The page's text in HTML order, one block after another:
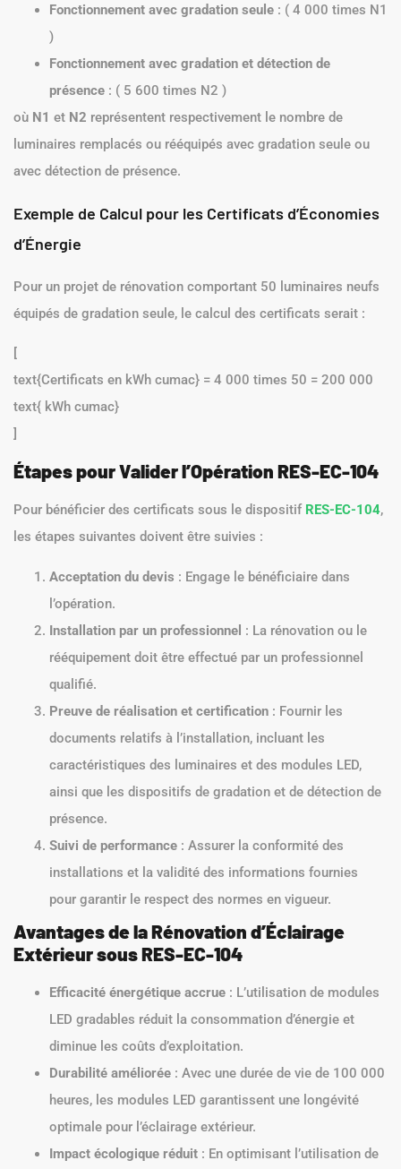
Fonctionnement avec gradation seule : ( 4 000 times N1
)
Fonctionnement avec gradation et détection de
présence : ( 5 600 times N2 )
où N1 et N2 représentent respectivement le nombre de
luminaires remplacés ou rééquipés avec gradation seule ou
avec détection de présence.
Exemple de Calcul pour les Certificats d’Économies
d’Énergie
Pour un projet de rénovation comportant 50 luminaires neufs
équipés de gradation seule, le calcul des certificats serait :
[
text{Certificats en kWh cumac} = 4 000 times 50 = 200 000
text{ kWh cumac}
]
Étapes pour Valider l’Opération RES-EC-104
Pour bénéficier des certificats sous le dispositif RES-EC-104,
les étapes suivantes doivent être suivies :
Acceptation du devis : Engage le bénéficiaire dans
l’opération.
Installation par un professionnel : La rénovation ou le
rééquipement doit être effectué par un professionnel
qualifié.
Preuve de réalisation et certification : Fournir les
documents relatifs à l’installation, incluant les
caractéristiques des luminaires et des modules LED,
ainsi que les dispositifs de gradation et de détection de
présence.
Suivi de performance : Assurer la conformité des
installations et la validité des informations fournies
pour garantir le respect des normes en vigueur.
Avantages de la Rénovation d’Éclairage
Extérieur sous RES-EC-104
Efficacité énergétique accrue : L’utilisation de modules
LED gradables réduit la consommation d’énergie et
diminue les coûts d’exploitation.
Durabilité améliorée : Avec une durée de vie de 100 000
heures, les modules LED garantissent une longévité
optimale pour l’éclairage extérieur.
Impact écologique réduit : En optimisant l’utilisation de